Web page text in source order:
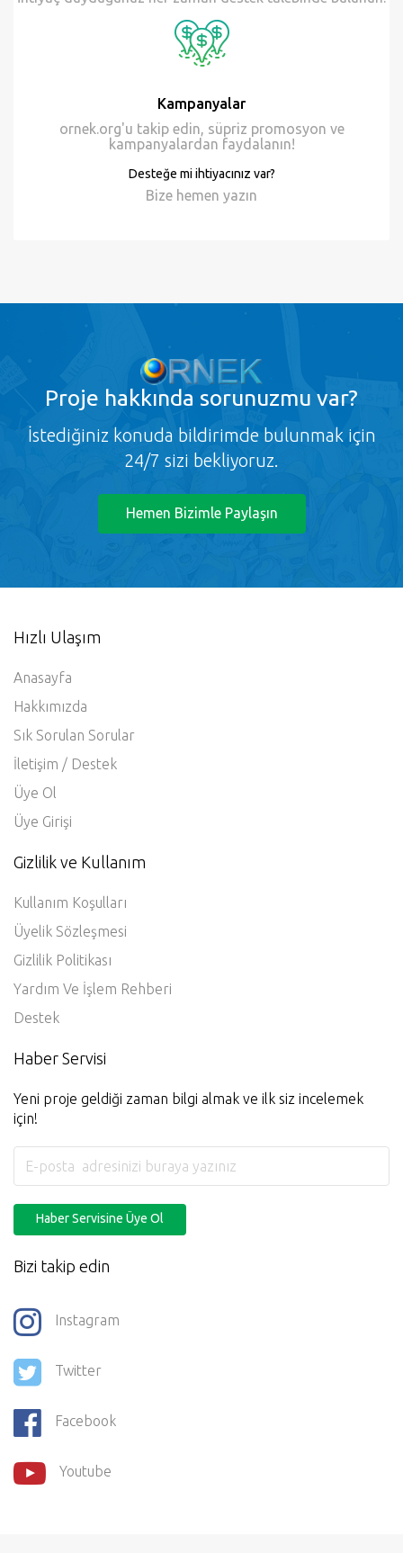
İhtiyaç duyduğunuz her zaman destek talebinde bulunun.
Kampanyalar
ornek.org'u takip edin, süpriz promosyon ve
kampanyalardan faydalanın!
Desteğe mi ihtiyacınız var?
yazın
Proje hakkında sorunuzmu var?
İstediğiniz konuda bildirimde bulunmak için
24/7 sizi bekliyoruz.
Hemen Bizimle Paylaşın
Hızlı Ulaşım
Anasayfa
İletişim / Destek
Üye Ol
Üye Girişi
Gizlilik ve Kullanım
Kullanım Koşulları
Üyelik Sözleşmesi
Yardım Ve İşlem Rehberi
Haber Servisi
Yeni proje geldiği zaman bilgi almak ve ilk siz incelemek
için!
Bizi takip edin
Instagram